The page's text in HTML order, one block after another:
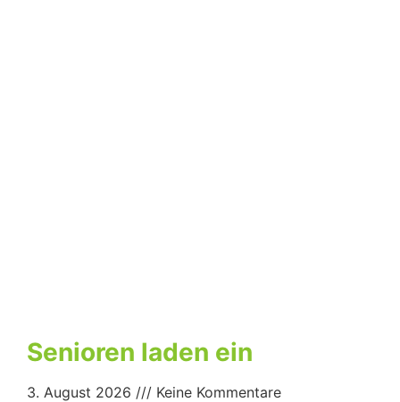
Senioren laden ein
3. August 2026
Keine Kommentare